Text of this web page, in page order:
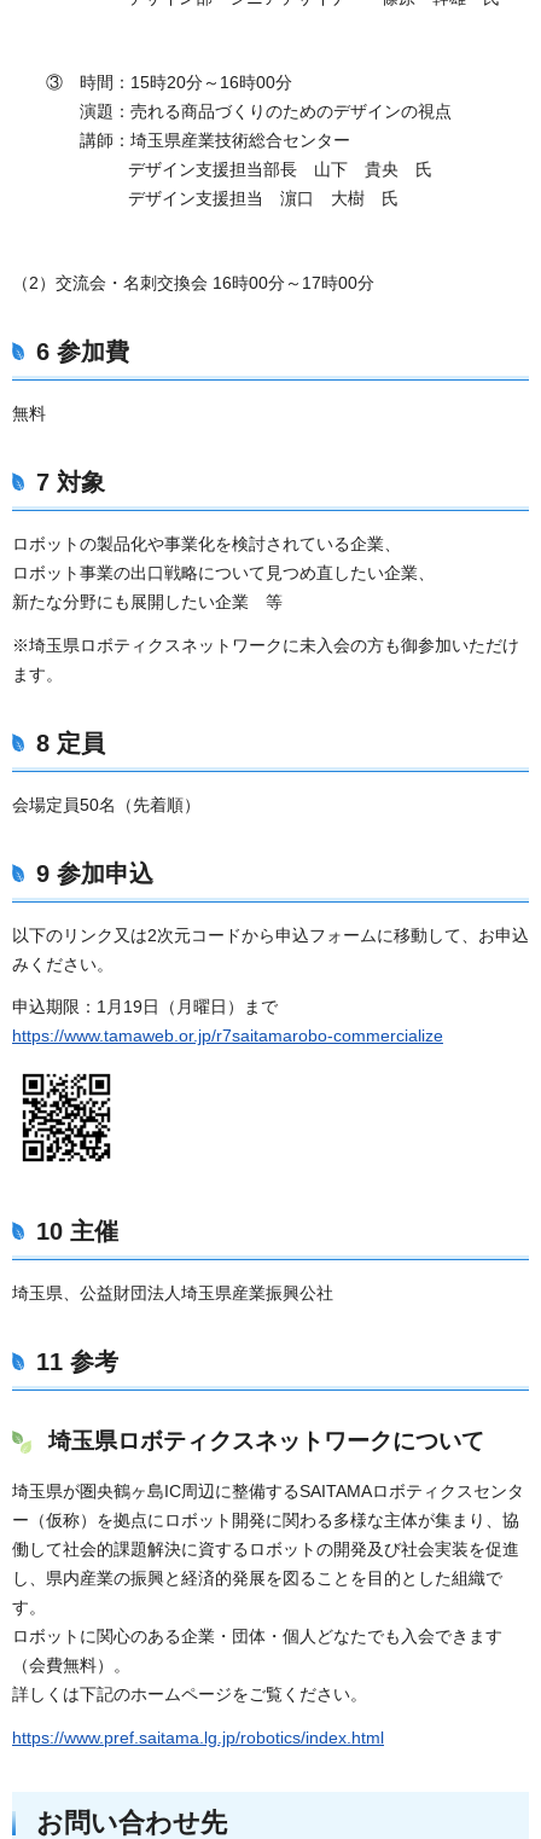
③ 時間：15時20分～16時00分
演題：売れる商品づくりのためのデザインの視点
講師：埼玉県産業技術総合センター
デザイン支援担当部長 山下 貴央 氏
デザイン支援担当 濵口 大樹 氏
（2）交流会・名刺交換会 16時00分～17時00分
6 参加費
無料
7 対象
ロボットの製品化や事業化を検討されている企業、
ロボット事業の出口戦略について見つめ直したい企業、
新たな分野にも展開したい企業 等
※埼玉県ロボティクスネットワークに未入会の方も御参加いただけ
ます。
8 定員
会場定員50名（先着順）
9 参加申込
以下のリンク又は2次元コードから申込フォームに移動して、お申込
みください。
申込期限：1月19日（月曜日）まで
https://www.tamaweb.or.jp/r7saitamarobo-commercialize
10 主催
埼玉県、公益財団法人埼玉県産業振興公社
11 参考
埼玉県ロボティクスネットワークについて
埼玉県が圏央鶴ヶ島IC周辺に整備するSAITAMAロボティクスセンタ
ー（仮称）を拠点にロボット開発に関わる多様な主体が集まり、協
働して社会的課題解決に資するロボットの開発及び社会実装を促進
し、県内産業の振興と経済的発展を図ることを目的とした組織で
す。
ロボットに関心のある企業・団体・個人どなたでも入会できます
（会費無料）。
詳しくは下記のホームページをご覧ください。
https://www.pref.saitama.lg.jp/robotics/index.html
お問い合わせ先